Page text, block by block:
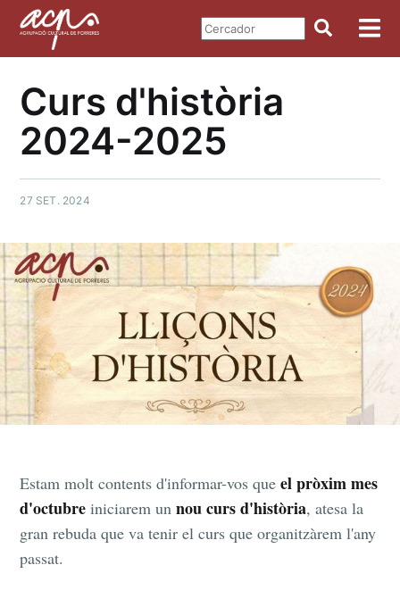
Curs d'història
2024-2025
27 SET. 2024
Estam molt contents d'informar-vos queel pròxim mes
d'octubre iniciarem unnou curs d'història, atesa la
gran rebuda que va tenir el curs que organitzàrem l'any
passat.